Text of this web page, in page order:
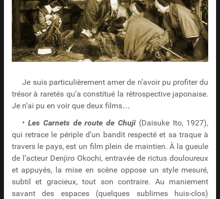
Je suis particulièrement amer de n’avoir pu profiter du
trésor à raretés qu’a constitué la rétrospective japonaise.
Je n’ai pu en voir que deux films…
•Les Carnets de route de Chuji(Daisuke Ito, 1927),
qui retrace le périple d’un bandit respecté et sa traque à
travers le pays, est un film plein de maintien. À la gueule
de l’acteur Denjiro Okochi, entravée de rictus douloureux
et appuyés, la mise en scène oppose un style mesuré,
subtil et gracieux, tout son contraire. Au maniement
savant des espaces (quelques sublimes huis-clos)